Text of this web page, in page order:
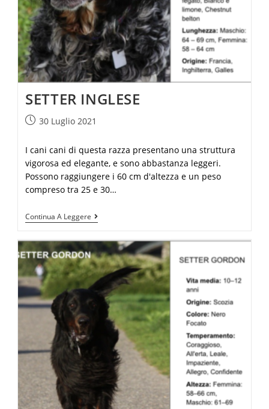
SETTER INGLESE
30 Luglio 2021
I cani cani di questa razza presentano una struttura
vigorosa ed elegante, e sono abbastanza leggeri.
Possono raggiungere i 60 cm d'altezza e un peso
compreso tra 25 e 30…
Continua A Leggere